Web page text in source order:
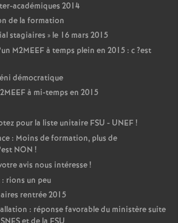
académiques 2014
de la formation
stagiaires » le 16 mars 2015
M2MEEFà temps plein en 2015 : c?est
démocratique
à mi-temps en 2015
pour la liste unitaire FSU - UNEF!
: Moins de formation, plus de
NON !
avis nous intéresse!
rions un peu
rentrée 2015
: réponse favorable du ministère suite